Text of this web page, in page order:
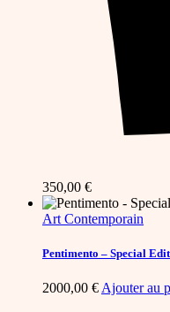
350,00 €
Art Contemporain
Pentimento – Special
2000,00 € Ajouter au